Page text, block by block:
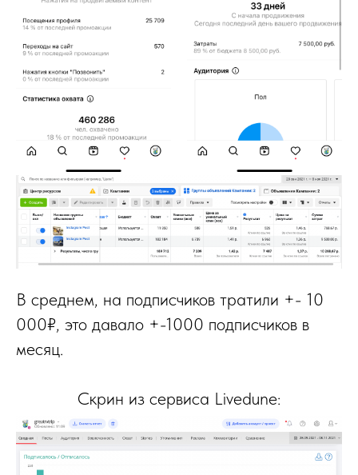
В среднем, на подписчиков тратили +- 10
000₽, это давало +-1000 подписчиков в
месяц.
Скрин из сервиса Livedune: